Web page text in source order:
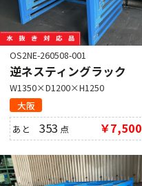
OS2NE-260508-001
逆ネスティングラック
W1350×D1200×H1250
大阪
あと353 点 ￥7,500